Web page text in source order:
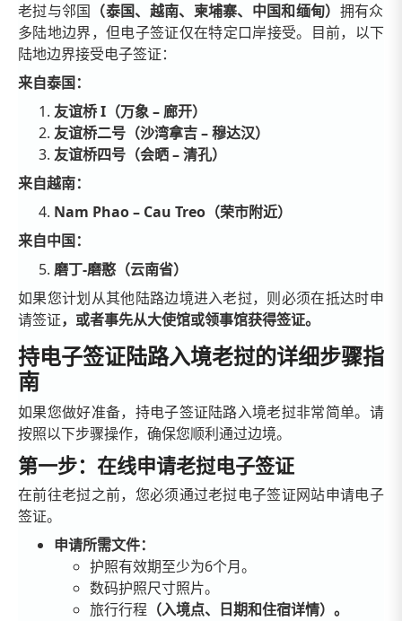
老挝与邻国 （泰国、越南、柬埔寨、中国和缅甸） 拥有众
多陆地边界，但电子签证仅在特定口岸接受。目前，以下
陆地边界接受电子签证：
来自泰国：
友谊桥 I（万象 – 廊开）
友谊桥二号（沙湾拿吉 – 穆达汉）
友谊桥四号（会晒 – 清孔）
来自越南：
Nam Phao – Cau Treo（荣市附近）
来自中国：
磨丁-磨憨（云南省）
如果您计划从其他陆路边境进入老挝，则必须在抵达时申
请签证，或者事先从大使馆或领事馆获得签证。
持电子签证陆路入境老挝的详细步骤指
南
如果您做好准备，持电子签证陆路入境老挝非常简单。请
按照以下步骤操作，确保您顺利通过边境。
第一步：在线申请老挝电子签证
在前往老挝之前，您必须通过老挝电子签证网站申请电子
签证。
申请所需文件：
护照有效期至少为6个月。
数码护照尺寸照片。
旅行行程 （入境点、日期和住宿详情）。